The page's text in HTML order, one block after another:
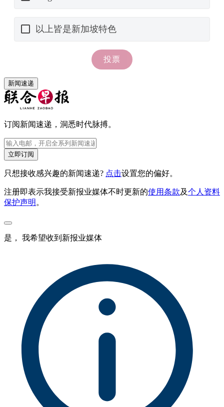
新闻速递
订阅新闻速递，洞悉时代脉搏。
立即订阅
只想接收感兴趣的新闻速递? 点击设置您的偏好。
注册即表示我接受新报业媒体不时更新的使用条款及个人资料
保护声明 。
是， 我希望收到新报业媒体